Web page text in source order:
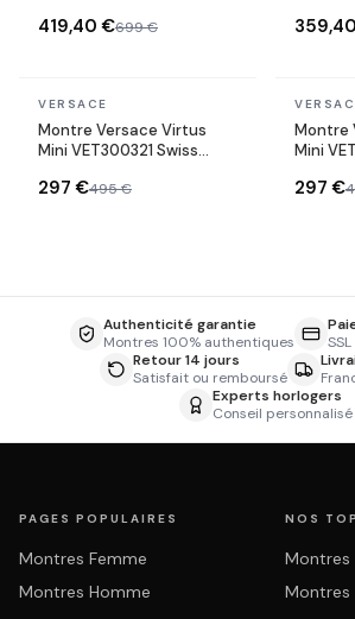
cadran noir
419,40 €699 €
En stock
VERSACE
Montre Versace Virtus
Mini VET300321 Swiss
inoxydable
297 €495 €
En
Montre
Mini
297 €
Authenticité garantie
Montres 100% authentiques
Retour 14 jours
Satisfait ou remboursé
Experts horlogers
Conseil personnalisé
PAGES POPULAIRES
Montres Femme
Montres Homme
NOS
Montres
Montres